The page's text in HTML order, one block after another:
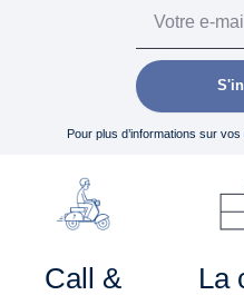
Pour plus d’informations sur
Call &
La